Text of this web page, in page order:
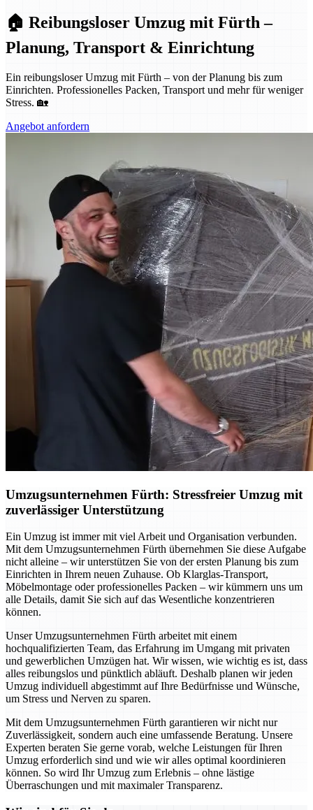
🏠 Reibungsloser Umzug mit Fürth –
Planung, Transport & Einrichtung
Ein reibungsloser Umzug mit Fürth – von der Planung bis zum
Einrichten. Professionelles Packen, Transport und mehr für weniger
Stress. 🏡
Angebot anfordern
Umzugsunternehmen Fürth: Stressfreier Umzug mit
zuverlässiger Unterstützung
Ein Umzug ist immer mit viel Arbeit und Organisation verbunden.
Mit dem Umzugsunternehmen Fürth übernehmen Sie diese Aufgabe
nicht alleine – wir unterstützen Sie von der ersten Planung bis zum
Einrichten in Ihrem neuen Zuhause. Ob Klarglas-Transport,
Möbelmontage oder professionelles Packen – wir kümmern uns um
alle Details, damit Sie sich auf das Wesentliche konzentrieren
können.
Unser Umzugsunternehmen Fürth arbeitet mit einem
hochqualifizierten Team, das Erfahrung im Umgang mit privaten
und gewerblichen Umzügen hat. Wir wissen, wie wichtig es ist, dass
alles reibungslos und pünktlich abläuft. Deshalb planen wir jeden
Umzug individuell abgestimmt auf Ihre Bedürfnisse und Wünsche,
um Stress und Nerven zu sparen.
Mit dem Umzugsunternehmen Fürth garantieren wir nicht nur
Zuverlässigkeit, sondern auch eine umfassende Beratung. Unsere
Experten beraten Sie gerne vorab, welche Leistungen für Ihren
Umzug erforderlich sind und wie wir alles optimal koordinieren
können. So wird Ihr Umzug zum Erlebnis – ohne lästige
Überraschungen und mit maximaler Transparenz.